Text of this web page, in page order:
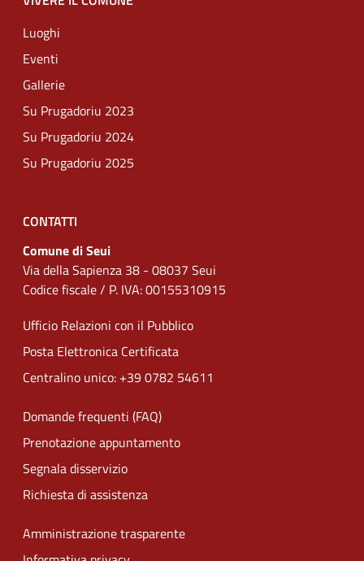
Luoghi
Eventi
Gallerie
Su Prugadoriu 2023
Su Prugadoriu 2024
Su Prugadoriu 2025
CONTATTI
Comune di Seui
Via della Sapienza 38 - 08037 Seui
Codice fiscale / P. IVA: 00155310915
Ufficio Relazioni con il Pubblico
Posta Elettronica Certificata
Centralino unico: +39 0782 54611
Domande frequenti (FAQ)
Prenotazione appuntamento
Segnala disservizio
Richiesta di assistenza
Amministrazione trasparente